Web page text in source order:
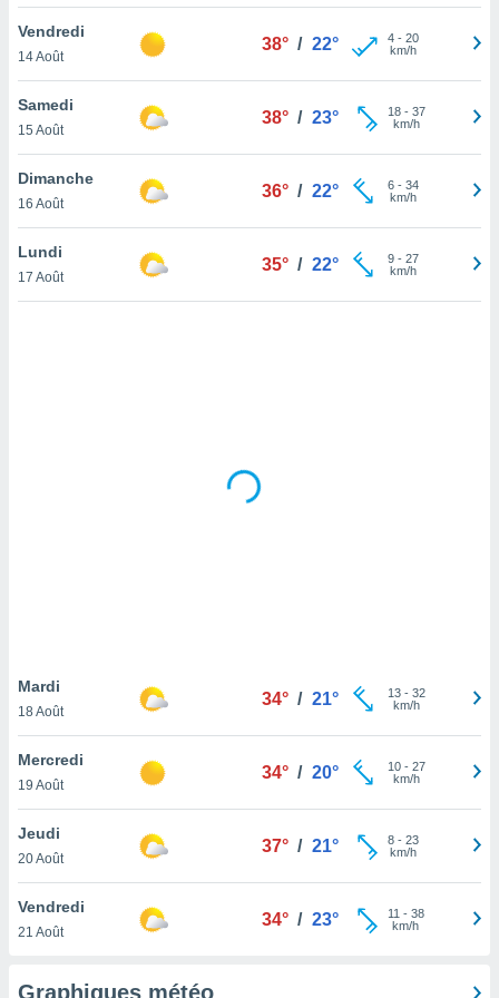
votre
à
en
le
notre
que
et que
Vendredi
14 Août
38° / 22° 4- 20
km/h
Samedi
15 Août
38° / 23° 18- 37
km/h
Dimanche
16 Août
36° / 22° 6- 34
km/h
Lundi
17 Août
35° / 22° 9- 27
km/h
Mardi
18 Août
34° / 21° 13- 32
km/h
Mercredi
19 Août
34° / 20° 10- 27
km/h
Jeudi
20 Août
37° / 21° 8- 23
km/h
Vendredi
21 Août
34° / 23° 11 - 38
km/h
Graphiques météo